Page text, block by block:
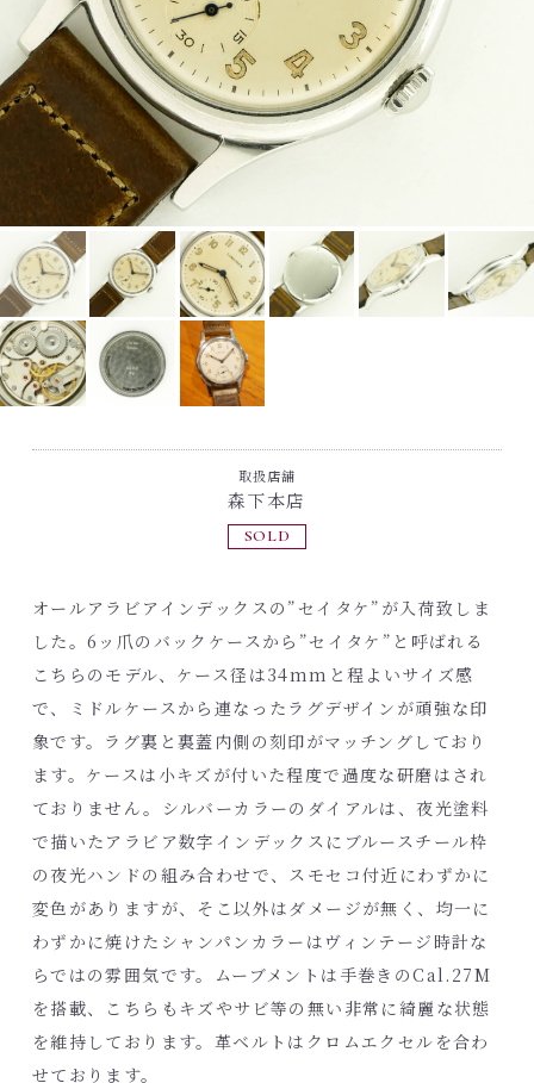
取扱店舗
森下本店
SOLD
オールアラビアインデックスの”セイタケ”が入荷致しま
した。6ッ爪のバックケースから”セイタケ”と呼ばれる
こちらのモデル、ケース径は34mmと程よいサイズ感
で、ミドルケースから連なったラグデザインが頑強な印
象です。ラグ裏と裏蓋内側の刻印がマッチングしており
ます。ケースは小キズが付いた程度で過度な研磨はされ
ておりません。シルバーカラーのダイアルは、夜光塗料
で描いたアラビア数字インデックスにブルースチール枠
の夜光ハンドの組み合わせで、スモセコ付近にわずかに
変色がありますが、そこ以外はダメージが無く、均一に
わずかに焼けたシャンパンカラーはヴィンテージ時計な
らではの雰囲気です。ムーブメントは手巻きのCal.27M
を搭載、こちらもキズやサビ等の無い非常に綺麗な状態
を維持しております。革ベルトはクロムエクセルを合わ
せております。